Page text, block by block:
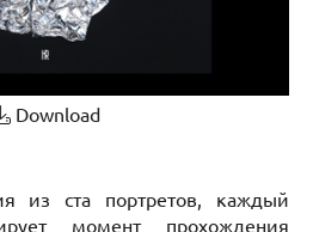
Download
из ста портретов, каждый
момент прохождения